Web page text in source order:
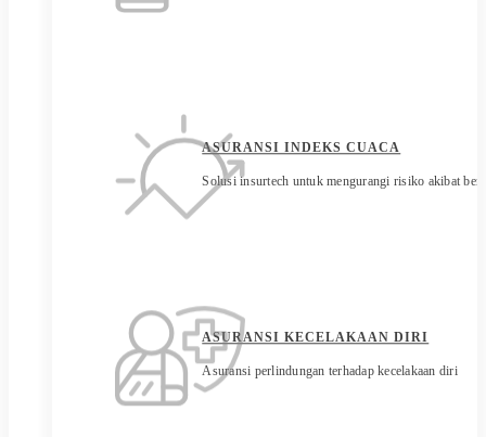
ASURANSI INDEKS CUACA
Solusi insurtech untuk mengurangi risiko akibat
ASURANSI KECELAKAAN DIRI
Asuransi perlindungan terhadap kecelakaan diri